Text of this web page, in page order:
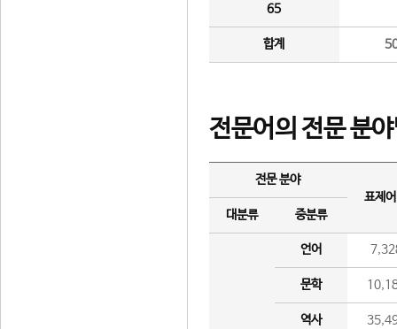
65
합계
전문어의 전문 분
전문 분야
표제
대분류
중분류
언어
문학
역사